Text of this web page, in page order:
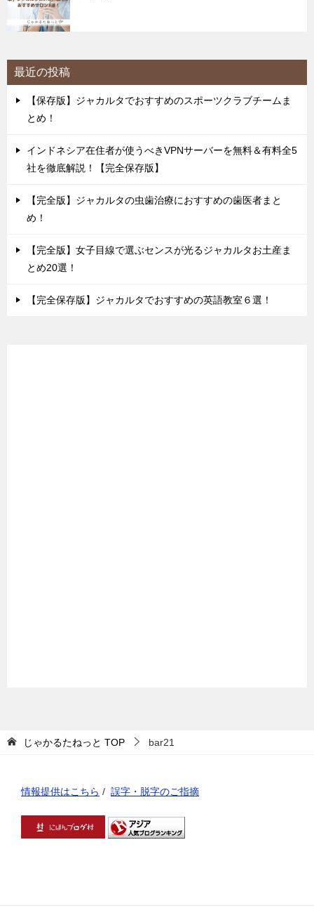
最近の投稿
【保存版】ジャカルタでおすすめのスポーツクラブチームま
とめ！
インドネシア在住者が使うべきVPNサーバーを無料＆有料全5
社を徹底解説！【完全保存版】
【完全版】ジャカルタの虫歯治療におすすめの歯医者まと
め！
【完全版】女子目線で選ぶセンスが光るジャカルタお土産ま
とめ20選！
【完全保存版】ジャカルタでおすすめの英語教室６選！
じゃかるたねっと TOP bar21
情報提供はこちら / 誤字・脱字のご指摘